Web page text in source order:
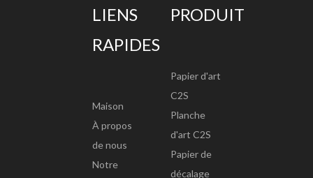
LIENS
RAPIDES
Maison
À propos
de nous
Notre
PRODUIT
Papier d'art
C2S
Planche
d'art C2S
Papier de
décalage